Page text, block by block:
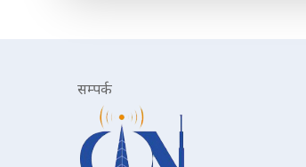
सम्पर्क